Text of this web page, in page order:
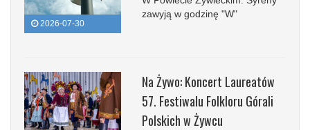
2026-07-30
zawyją w godzinę "W"
Na Żywo: Koncert Laureatów
57. Festiwalu Folkloru Górali
Polskich w Żywcu